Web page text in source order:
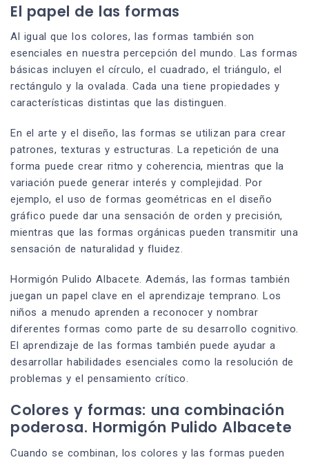
El papel de las formas
Al igual que los colores, las formas también son
esenciales en nuestra percepción del mundo. Las formas
básicas incluyen el círculo, el cuadrado, el triángulo, el
rectángulo y la ovalada. Cada una tiene propiedades y
características distintas que las distinguen.
En el arte y el diseño, las formas se utilizan para crear
patrones, texturas y estructuras. La repetición de una
forma puede crear ritmo y coherencia, mientras que la
variación puede generar interés y complejidad. Por
ejemplo, el uso de formas geométricas en el diseño
gráfico puede dar una sensación de orden y precisión,
mientras que las formas orgánicas pueden transmitir una
sensación de naturalidad y fluidez.
Hormigón Pulido Albacete. Además, las formas también
juegan un papel clave en el aprendizaje temprano. Los
niños a menudo aprenden a reconocer y nombrar
diferentes formas como parte de su desarrollo cognitivo.
El aprendizaje de las formas también puede ayudar a
desarrollar habilidades esenciales como la resolución de
problemas y el pensamiento crítico.
Colores y formas: una combinación
poderosa. Hormigón Pulido Albacete
Cuando se combinan, los colores y las formas pueden